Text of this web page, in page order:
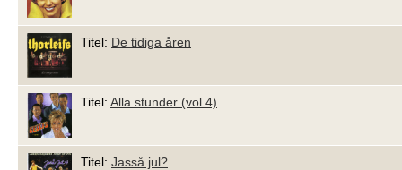
Titel: De tidiga åren
Titel: Alla stunder (vol.4)
Titel: Jasså jul?